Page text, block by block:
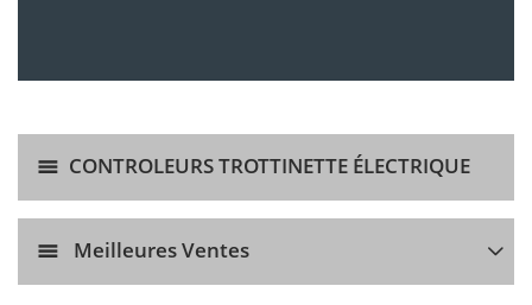
CONTROLEURS TROTTINETTE ÉLECTRIQUE
Meilleures Ventes